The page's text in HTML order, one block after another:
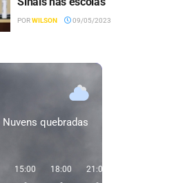
PORWILSON 09/05/2023
Nuvens quebradas
15:00 18:00 21:00